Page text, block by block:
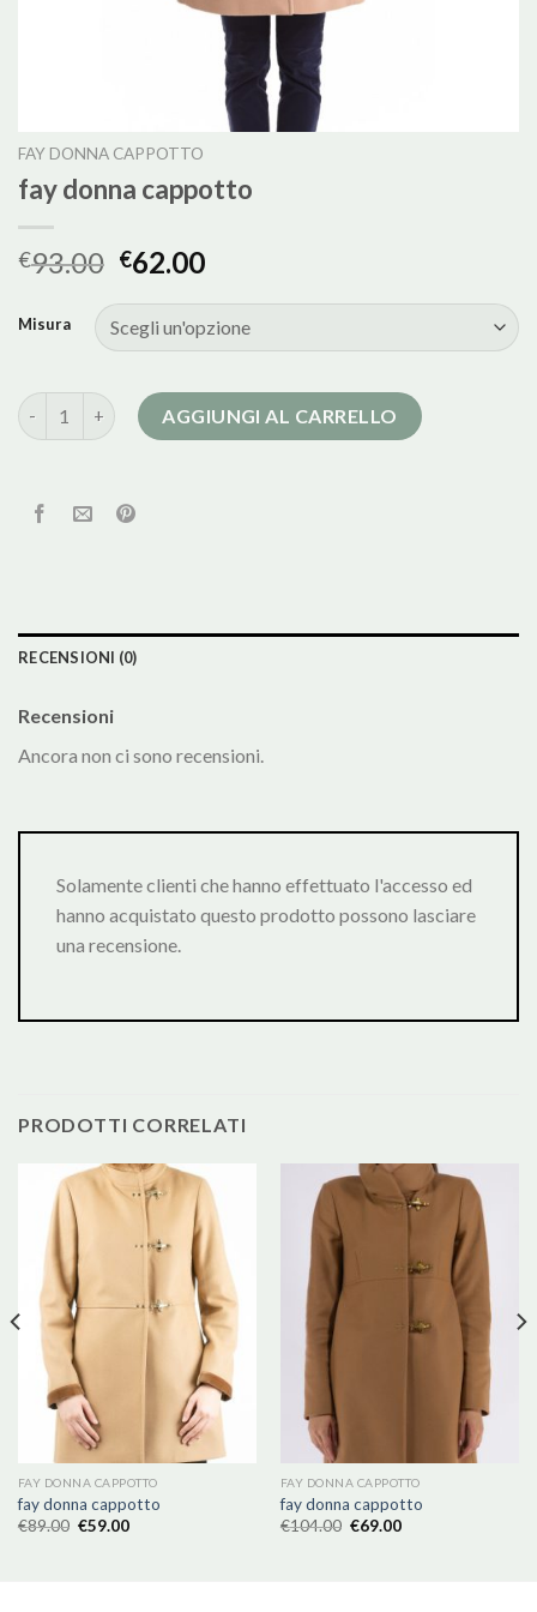
FAY DONNA CAPPOTTO
fay donna cappotto
€93.00 €62.00
Misura
fay donna cappotto quantitàAGGIUNGI AL CARRELLO
RECENSIONI (0)
Recensioni
Ancora non ci sono recensioni.
Solamente clienti che hanno effettuato l'accesso ed
hanno acquistato questo prodotto possono lasciare
una recensione.
PRODOTTI CORRELATI
FAY DONNA CAPPOTTO
fay donna cappotto
€89.00 €59.00
FAY DONNA CAPPOTTO
fay donna cappotto
€104.00 €69.00